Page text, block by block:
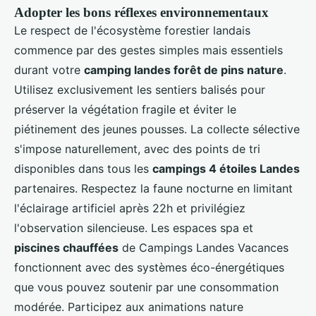
Adopter les bons réflexes environnementaux
Le respect de l'écosystème forestier landais
commence par des gestes simples mais essentiels
durant votre camping landes forêt de pins nature.
Utilisez exclusivement les sentiers balisés pour
préserver la végétation fragile et éviter le
piétinement des jeunes pousses. La collecte sélective
s'impose naturellement, avec des points de tri
disponibles dans tous les campings 4 étoiles Landes
partenaires. Respectez la faune nocturne en limitant
l'éclairage artificiel après 22h et privilégiez
l'observation silencieuse. Les espaces spa et
piscines chauffées de Campings Landes Vacances
fonctionnent avec des systèmes éco-énergétiques
que vous pouvez soutenir par une consommation
modérée. Participez aux animations nature